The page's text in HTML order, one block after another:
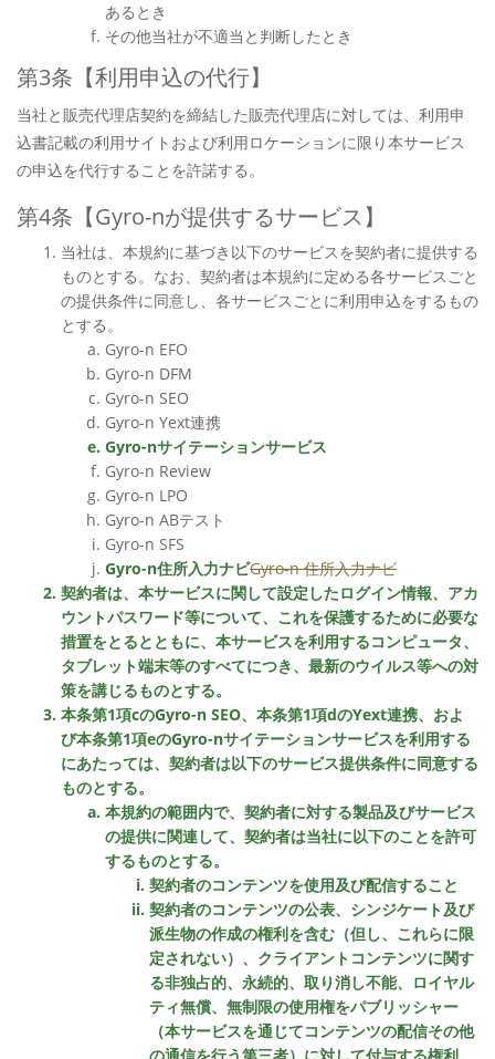
あるとき
その他当社が不適当と判断したとき
第3条【利用申込の代行】
当社と販売代理店契約を締結した販売代理店に対しては、利用申
込書記載の利用サイトおよび利用ロケーションに限り本サービス
の申込を代行することを許諾する。
第4条【Gyro-nが提供するサービス】
当社は、本規約に基づき以下のサービスを契約者に提供する
ものとする。なお、契約者は本規約に定める各サービスごと
の提供条件に同意し、各サービスごとに利用申込をするもの
とする。
Gyro-n EFO
Gyro-n DFM
Gyro-n SEO
Gyro-n Yext連携
Gyro-nサイテーションサービス
Gyro-n Review
Gyro-n LPO
Gyro-n ABテスト
Gyro-n SFS
Gyro-n住所入力ナビGyro-n 住所入力ナビ
契約者は、本サービスに関して設定したログイン情報、アカ
ウントパスワード等について、これを保護するために必要な
措置をとるとともに、本サービスを利用するコンピュータ、
タブレット端末等のすべてにつき、最新のウイルス等への対
策を講じるものとする。
本条第1項cのGyro-n SEO、本条第1項dのYext連携、およ
び本条第1項eのGyro-nサイテーションサービスを利用する
にあたっては、契約者は以下のサービス提供条件に同意する
ものとする。
本規約の範囲内で、契約者に対する製品及びサービス
の提供に関連して、契約者は当社に以下のことを許可
するものとする。
契約者のコンテンツを使用及び配信すること
契約者のコンテンツの公表、シンジケート及び
派生物の作成の権利を含む（但し、これらに限
定されない）、クライアントコンテンツに関す
る非独占的、永続的、取り消し不能、ロイヤル
ティ無償、無制限の使用権をパブリッシャー
（本サービスを通じてコンテンツの配信その他